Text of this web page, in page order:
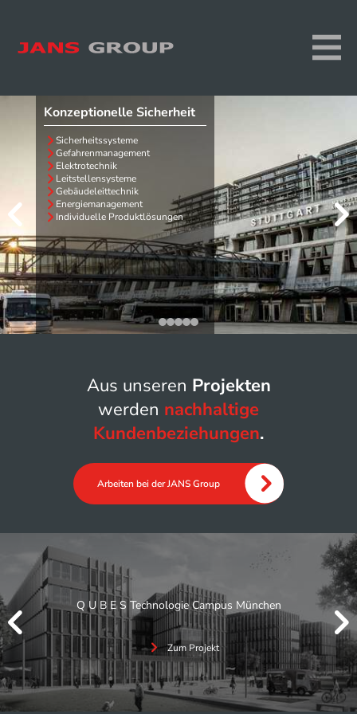

Konzeptionelle Sicherheit
Sicherheitssysteme
Gefahrenmanagement
Elektrotechnik
Leitstellensysteme
Gebäudeleittechnik
Energiemanagement
Individuelle Produktlösungen

Aus unseren Projekten
werden nachhaltige
Kundenbeziehungen.
Arbeiten bei der JANS Group

Q U B E S Technologie Campus München
Zum Projekt
